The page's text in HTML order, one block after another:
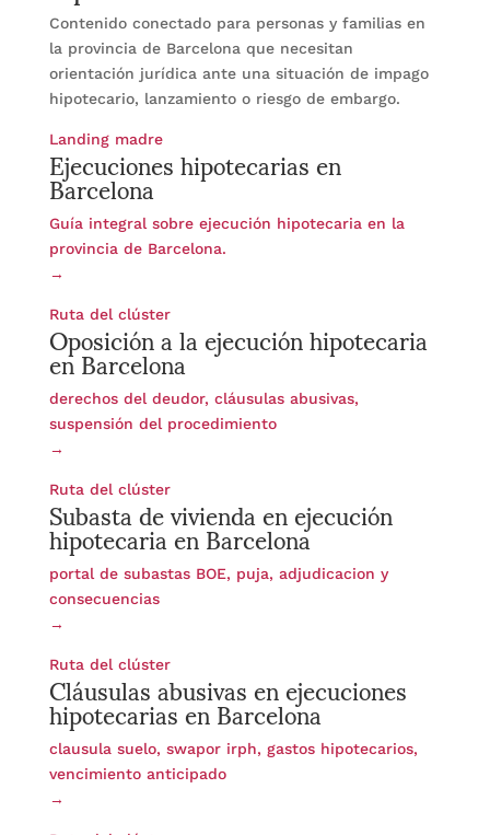
Contenido conectado para personas y familias en
la provincia de Barcelona que necesitan
orientación jurídica ante una situación de impago
hipotecario, lanzamiento o riesgo de embargo.
Landing madre
Ejecuciones hipotecarias en
Barcelona
Guía integral sobre ejecución hipotecaria en la
provincia de Barcelona.
→
Ruta del clúster
Oposición a la ejecución hipotecaria
en Barcelona
derechos del deudor, cláusulas abusivas,
suspensión del procedimiento
→
Ruta del clúster
Subasta de vivienda en ejecución
hipotecaria en Barcelona
portal de subastas BOE, puja, adjudicacion y
consecuencias
→
Ruta del clúster
Cláusulas abusivas en ejecuciones
hipotecarias en Barcelona
clausula suelo, swapor irph, gastos hipotecarios,
vencimiento anticipado
→